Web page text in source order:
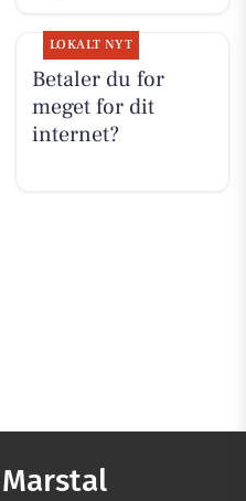
LOKALT NYT
Betaler du for
meget for dit
internet?
Marstal